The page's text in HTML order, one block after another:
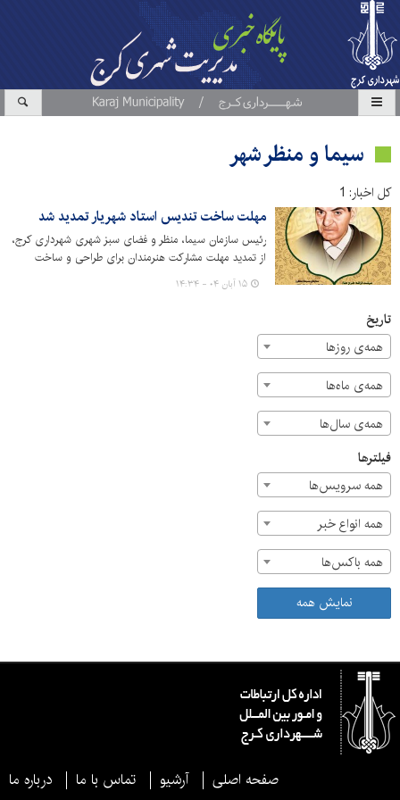
سیما و منظر شهر
کل اخبار: 1
مهلت ساخت تندیس استاد شهریار تمدید شد
رئیس سازمان سیما، منظر و فضای سبز شهری شهرداری کرج،
از تمدید مهلت مشارکت هنرمندان برای طراحی و ساخت
تندیس استاد شهریار خبر داد.
۱۵ آبان ۰۴ - ۱۴:۳۴
تاریخ
همه‌ی روزها
همه‌ی ماه‌ها
همه‌ی سال‌ها
فیلترها
همه سرویس‌ها
همه انواع خبر
همه باکس‌ها
نمایش همه
صفحه اصلی آرشیو تماس با ما درباره ما